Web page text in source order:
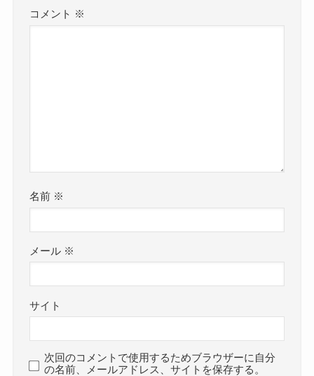
コメント ※
名前 ※
メール ※
サイト
次回のコメントで使用するためブラウザーに自分
の名前、メールアドレス、サイトを保存する。